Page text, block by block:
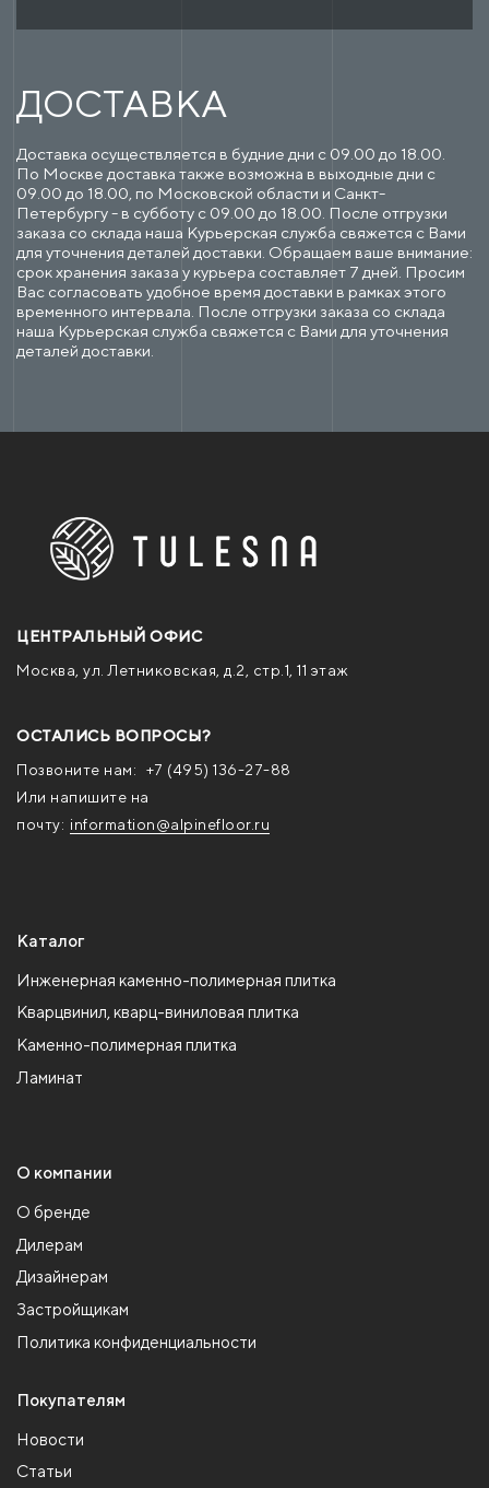
ДОСТАВКА
Доставка осуществляется в будние дни с 09.00 до 18.00.
По Москве доставка также возможна в выходные дни с
09.00 до 18.00, по Московской области и Санкт-
Петербургу - в субботу с 09.00 до 18.00. После отгрузки
заказа со склада наша Курьерская служба свяжется с Вами
для уточнения деталей доставки. Обращаем ваше внимание:
срок хранения заказа у курьера составляет 7 дней. Просим
Вас согласовать удобное время доставки в рамках этого
временного интервала. После отгрузки заказа со склада
наша Курьерская служба свяжется с Вами для уточнения
деталей доставки.
ЦЕНТРАЛЬНЫЙ ОФИС
Москва, ул. Летниковская, д.2, стр.1, 11 этаж
ОСТАЛИСЬ ВОПРОСЫ?
Позвоните нам:
+7 (495) 136-27-88
Или напишите на
почту: information@alpinefloor.ru
Каталог
Инженерная каменно-полимерная плитка
Кварцвинил, кварц-виниловая плитка
Каменно-полимерная плитка
Ламинат
О компании
О бренде
Дилерам
Дизайнерам
Застройщикам
Политика конфиденциальности
Покупателям
Новости
Статьи